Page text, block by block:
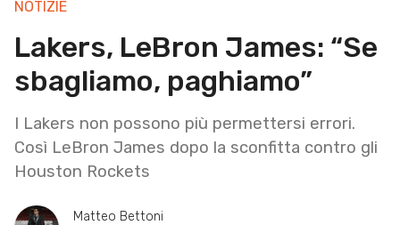
NOTIZIE
Lakers, LeBron James: “Se
sbagliamo, paghiamo”
I Lakers non possono più permettersi errori.
Così LeBron James dopo la sconfitta contro gli
Houston Rockets
Matteo Bettoni